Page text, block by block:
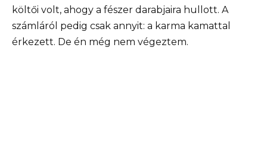
költői volt, ahogy a fészer darabjaira hullott. A
számláról pedig csak annyit: a karma kamattal
érkezett. De én még nem végeztem.